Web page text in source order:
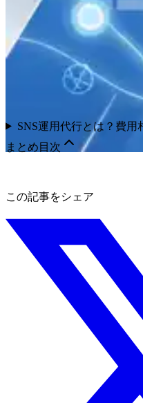
SNS運用代行とは？費
まとめ 目次
この記事をシェア